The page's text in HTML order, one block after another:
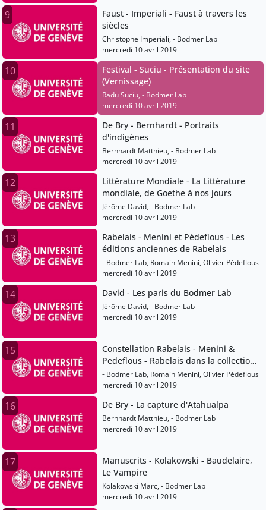
9
Faust - Imperiali - Faust à travers les
siècles
Christophe Imperiali, - Bodmer Lab
mercredi 10 avril 2019
10
Festival - Suciu - Présentation du site
(Vernissage)
Radu Suciu, - Bodmer Lab
mercredi 10 avril 2019
11
De Bry - Bernhardt - Portraits
d'indigènes
Bernhardt Matthieu, - Bodmer Lab
mercredi 10 avril 2019
12
Littérature Mondiale - La Littérature
mondiale, de Goethe à nos jours
Jérôme David, - Bodmer Lab
mercredi 10 avril 2019
13
Rabelais - Menini et Pédeflous - Les
éditions anciennes de Rabelais
- Bodmer Lab, Romain Menini, Olivier Pédeflous
mercredi 10 avril 2019
14 David - Les paris du Bodmer Lab
Jérôme David, - Bodmer Lab
mercredi 10 avril 2019
15
Constellation Rabelais - Menini &
Pedeflous - Rabelais dans la collection
Martin Bodmer
- Bodmer Lab, Romain Menini, Olivier Pédeflous
mercredi 10 avril 2019
16 De Bry - La capture d'Atahualpa
Bernhardt Matthieu, - Bodmer Lab
mercredi 10 avril 2019
17
Manuscrits - Kolakowski - Baudelaire,
Le Vampire
Kolakowski Marc, - Bodmer Lab
mercredi 10 avril 2019